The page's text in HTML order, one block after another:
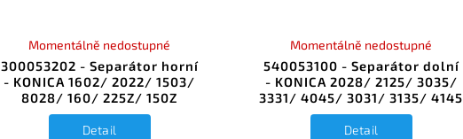
300053202 - Separátor horní
- KONICA 1602/ 2022/ 1503/
8028/ 160/ 225Z/ 150Z
Momentálně nedostupné
Detail
540053100 - Separátor dolní
- KONICA 2028/ 2125/ 3035/
3331/ 4045/ 3031/ 3135/ 4145
Momentálně nedostupné
Detail